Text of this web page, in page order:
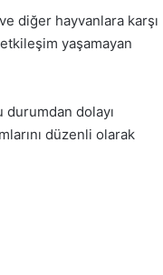
diğer hayvanlara karşı
yaşamayan
durumdan dolayı
düzenli olarak